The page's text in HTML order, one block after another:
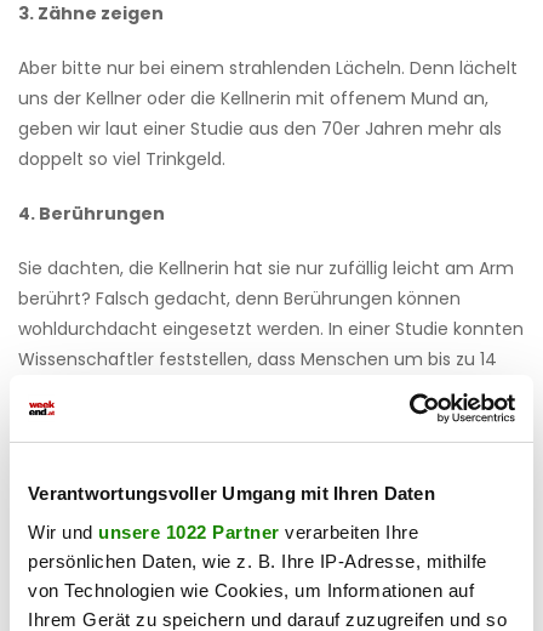
Verantwortungsvoller Umgang mit Ihren Daten
Wir und unsere 1022 Partner verarbeiten Ihre
persönlichen Daten, wie z. B. Ihre IP-Adresse, mithilfe
von Technologien wie Cookies, um Informationen auf
Ihrem Gerät zu speichern und darauf zuzugreifen und so
3. Zähne zeigen
Aber bitte nur bei einem strahlenden Lächeln. Denn lächelt
uns der Kellner oder die Kellnerin mit offenem Mund an,
geben wir laut einer Studie aus den 70er Jahren mehr als
doppelt so viel Trinkgeld.
4. Berührungen
Sie dachten, die Kellnerin hat sie nur zufällig leicht am Arm
berührt? Falsch gedacht, denn Berührungen können
wohldurchdacht eingesetzt werden. In einer Studie konnten
Wissenschaftler feststellen, dass Menschen um bis zu 14
Prozent mehr Trinkgeld gaben, wenn sie an der Schulter
berührt wurden, ein Händeschütteln bewirkte sogar ein um
17 Prozent höheres Trinkgeld.
5. Namen nennen
Christian, Isolde oder Anna – kennt man den Namen des
Personals, gibt man laut einer amerikanischen Studie um
bis zu zwei Dollar mehr Trinkgeld.